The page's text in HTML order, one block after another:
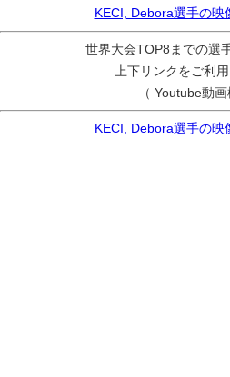
KECI, Debora選手の映
世界大会TOP8までの選
上下リンクをご利
（ Youtube動画
KECI, Debora選手の映